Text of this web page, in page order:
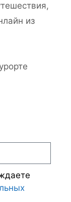
,
из